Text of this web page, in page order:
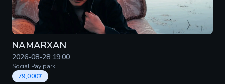
NAMARXAN
2026-08-28 19:00
Social Pay park
79,000₮